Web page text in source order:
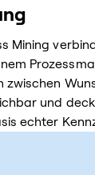
Mining
zwischen
und
echter